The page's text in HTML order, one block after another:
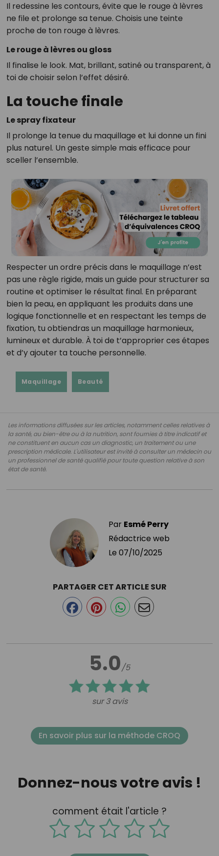
Il redessine les contours, évite que le rouge à lèvres
ne file et prolonge sa tenue. Choisis une teinte
proche de ton rouge à lèvres.
Le rouge à lèvres ou gloss
Il finalise le look. Mat, brillant, satiné ou transparent, à
toi de choisir selon l’effet désiré.
La touche finale
Le spray fixateur
Il prolonge la tenue du maquillage et lui donne un fini
plus naturel. Un geste simple mais efficace pour
sceller l’ensemble.
Respecter un ordre précis dans le maquillage n’est
pas une règle rigide, mais un guide pour structurer sa
routine et optimiser le résultat final. En préparant
bien la peau, en appliquant les produits dans une
logique fonctionnelle et en respectant les temps de
fixation, tu obtiendras un maquillage harmonieux,
lumineux et durable. À toi de t’approprier ces étapes
et d’y ajouter ta touche personnelle.
Maquillage Beauté
Les informations diffusées sur les articles, notamment celles relatives à
la santé, au bien-être ou à la nutrition, sont fournies à titre indicatif et
ne constituent en aucun cas un diagnostic, un traitement ou une
prescription médicale. L'utilisateur est invité à consulter un médecin ou
un professionnel de santé qualifié pour toute question relative à son
état de santé.
Par Esmé Perry
Rédactrice web
Le 07/10/2025
5.0/5
sur 3 avis
PARTAGER CET ARTICLE SUR
En savoir plus sur la méthode CROQ
Donnez-nous votre avis !
comment était l'article ?